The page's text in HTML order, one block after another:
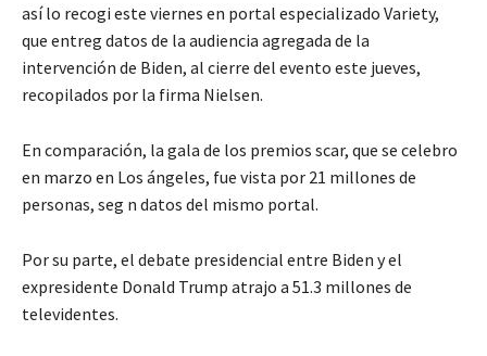
así lo recogi este viernes en portal especializado Variety,
que entreg datos de la audiencia agregada de la
intervención de Biden, al cierre del evento este jueves,
recopilados por la firma Nielsen.
En comparación, la gala de los premios scar, que se celebro
en marzo en Los ángeles, fue vista por 21 millones de
personas, seg n datos del mismo portal.
Por su parte, el debate presidencial entre Biden y el
expresidente Donald Trump atrajo a 51.3 millones de
televidentes.